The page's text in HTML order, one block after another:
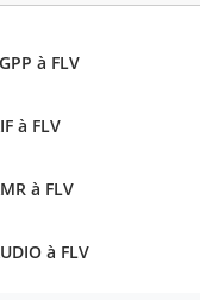
à FLV
à FLV
à FLV
à FLV